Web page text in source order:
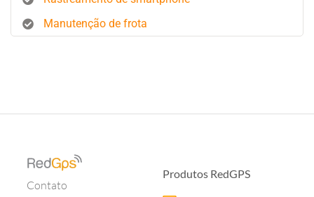
Manutenção de frota
Contato
Produtos RedGPS